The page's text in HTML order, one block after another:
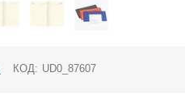
КОД: UD0_87607